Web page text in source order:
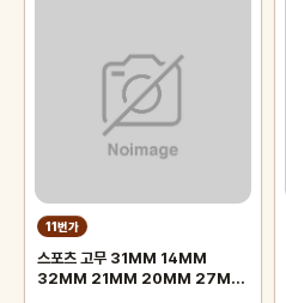
11번가
스포츠 고무 31MM 14MM
32MM 21MM 20MM 27MM